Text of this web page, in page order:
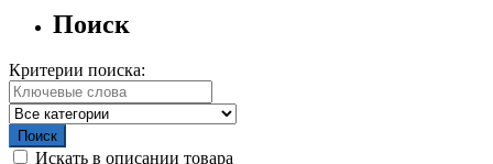
Поиск
Критерии поиска:
Искать в описании товара